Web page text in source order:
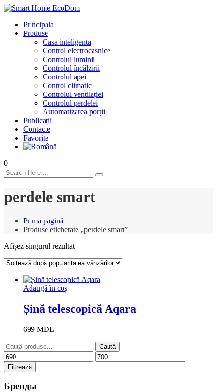
Principala
Produse
Casa inteligenta
Control electrocasnice
Controlul luminii
Controlul încălzirii
Controlul apei
Control climatic
Controlul ventilației
Сontrolul perdelei
Automatizarea porții
Publicații
Contacte
Favorite
0
perdele smart
Prima pagină
Produse etichetate „perdele smart”
Afișez singurul rezultat
Adaugă în coș
Șină telescopică Aqara
699 MDL
Caută
după:
Caută
Preț
minim
Preț
maxim
Filtrează
Бренды